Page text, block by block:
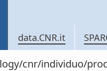
data.CNR.it
cnr/individuo/